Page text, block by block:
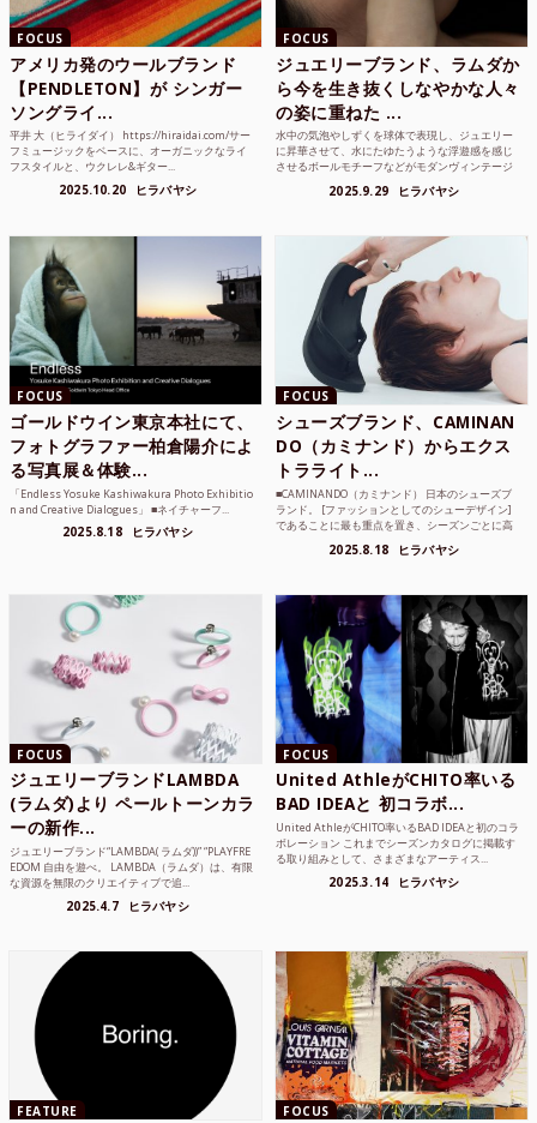
FOCUS
アメリカ発のウールブランド
【PENDLETON】が シンガー
ソングライ...
平井 大（ヒライダイ） https://hiraidai.com/サー
フミュージックをベースに、オーガニックなライ
フスタイルと、ウクレレ&ギター...
2025.10.20 ヒラバヤシ
FOCUS
ジュエリーブランド、ラムダか
ら今を生き抜くしなやかな人々
の姿に重ねた ...
水中の気泡やしずくを球体で表現し、ジュエリー
に昇華させて、水にたゆたうような浮遊感を感じ
させるボールモチーフなどがモダンヴィンテージ
2025.9.29 ヒラバヤシ
FOCUS
ゴールドウイン東京本社にて、
フォトグラファー柏倉陽介によ
る写真展＆体験...
「Endless Yosuke Kashiwakura Photo Exhibitio
n and Creative Dialogues」 ■ネイチャーフ...
2025.8.18 ヒラバヤシ
FOCUS
シューズブランド、CAMINAN
DO（カミナンド）からエクス
トラライト...
■CAMINANDO（カミナンド） 日本のシューズブ
ランド。 [ファッションとしてのシューデザイン]
であることに最も重点を置き、シーズンごとに高
2025.8.18 ヒラバヤシ
FOCUS
ジュエリーブランドLAMBDA
(ラムダ)より ペールトーンカラ
ーの新作...
ジュエリーブランド“LAMBDA( ラムダ))” “PLAYFRE
EDOM 自由を遊べ。 LAMBDA（ラムダ）は、有限
な資源を無限のクリエイティブで追...
2025.4.7 ヒラバヤシ
FOCUS
United AthleがCHITO率いる
BAD IDEAと 初コラボ...
United AthleがCHITO率いるBAD IDEAと初のコラ
ボレーション これまでシーズンカタログに掲載す
る取り組みとして、さまざまなアーティス...
2025.3.14 ヒラバヤシ
FEATURE FOCUS